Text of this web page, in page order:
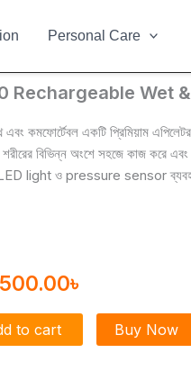
Personal Care
Rechargeable Wet
কমফোর্টেবল একটি প্রিমিয়াম
বিভিন্ন অংশে সহজে কাজ করে
LED light ও pressure sensor
৳
Current
price
is:
to cart Buy Now